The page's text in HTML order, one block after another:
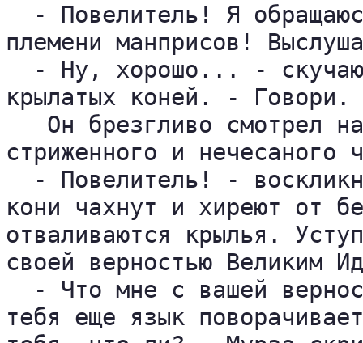
- Повелитель! Я
племени манприсов!
- Ну, хорошо... -
крылатых коней. - Говори.
Он брезгливо смотрел на
стриженного и
- Повелитель! -
кони чахнут и хиреют от
отваливаются крылья.
своей верностью Великим
- Что мне с вашей
тебя еще язык